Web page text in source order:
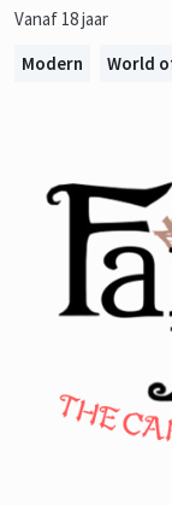
Vanaf 18 jaar
Modern
World